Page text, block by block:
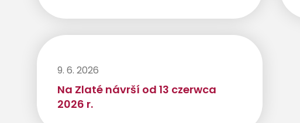
9. 6. 2026
Na Zlaté návrší od 13 czerwca
2026 r.